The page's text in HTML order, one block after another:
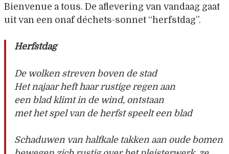
Bienvenue a tous. De aflevering van vandaag gaat
uit van een onaf déchets-sonnet “herfstdag”.
Herfstdag
De wolken streven boven de stad
Het najaar heft haar rustige regen aan
een blad klimt in de wind, ontstaan
met het spel van de herfst speelt een blad
Schaduwen van halfkale takken aan oude bomen